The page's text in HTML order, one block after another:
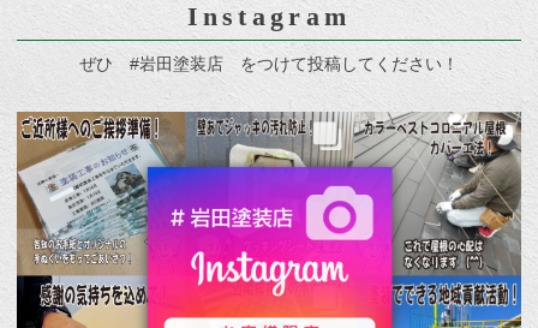
Instagram
ぜひ #岩田塗装店 をつけて投稿してください！